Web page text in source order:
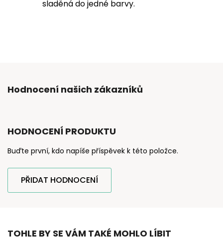
sladěná do jedné barvy.
Hodnocení našich zákazníků
HODNOCENÍ PRODUKTU
Buďte první, kdo napíše příspěvek k této položce.
PŘIDAT HODNOCENÍ
TOHLE BY SE VÁM TAKÉ MOHLO LÍBIT